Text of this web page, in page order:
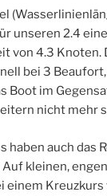
unseren 2.4
von 4.3 Knoten.
bei 3
Boot im
nicht mehr
haben auch das
kleinen,
einem